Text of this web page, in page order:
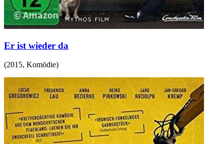
Er ist wieder da
(2015, Komödie)